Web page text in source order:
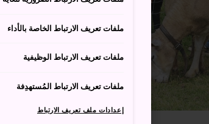
ملفات تعريف الارتباط الخاصة بالأداء
ملفات تعريف الارتباط الوظيفية
ملفات تعريف الارتباط المُستهدِفة
إعدادات ملف تعريف الارتباط